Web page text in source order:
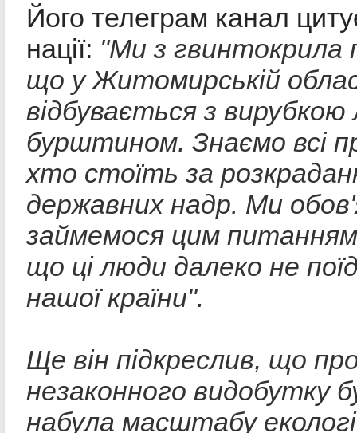
Його телеграм канал
нації: "Ми з гвинтокрила
що у Житомирській
відбувається з вирубкою
бурштином. Знаємо всі
хто стоїть за
державних надр. Ми
займемося цим
що ці люди далеко не
нашої країни".
Ще він підкреслив, що
незаконного видобутку
набула масштабу